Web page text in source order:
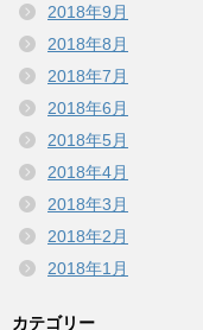
2018年9月
2018年8月
2018年7月
2018年6月
2018年5月
2018年4月
2018年3月
2018年2月
2018年1月
カテゴリー